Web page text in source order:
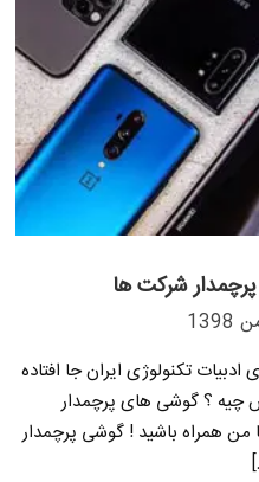
شرکت ها
تکنولوژی ایران جا افتاده
چیه ؟ گوشی های پرچمدار
همراه باشید ! گوشی پرچمدار